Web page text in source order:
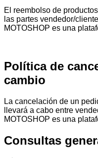
El reembolso de
las partes vendedor/
MOTOSHOP es una
Política de
cambio
La cancelación de un
llevará a cabo entre
MOTOSHOP es una
Consultas